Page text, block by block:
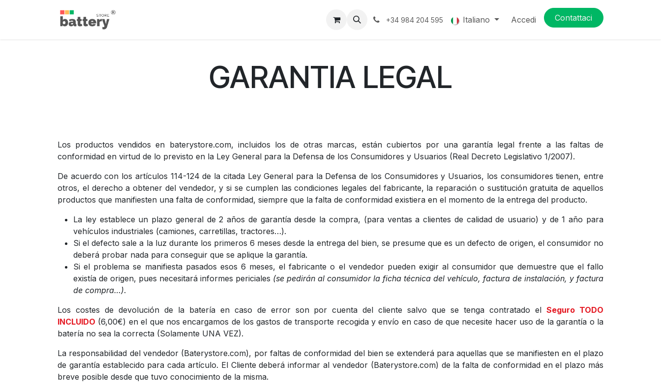
+34 984 204 595 Italiano Accedi Contattaci
GARANTIA LEGAL
Los productos vendidos en baterystore.com, incluidos los de otras marcas, están cubiertos por una garantía legal frente a las faltas de
conformidad en virtud de lo previsto en la Ley General para la Defensa de los Consumidores y Usuarios (Real Decreto Legislativo 1/2007).
De acuerdo con los artículos 114-124 de la citada Ley General para la Defensa de los Consumidores y Usuarios, los consumidores tienen, entre
otros, el derecho a obtener del vendedor, y si se cumplen las condiciones legales del fabricante, la reparación o sustitución gratuita de aquellos
productos que manifiesten una falta de conformidad, siempre que la falta de conformidad existiera en el momento de la entrega del producto.
La ley establece un plazo general de 2 años de garantía desde la compra, (para ventas a clientes de calidad de usuario) y de 1 año para
vehículos industriales (camiones, carretillas, tractores…).
Si el defecto sale a la luz durante los primeros 6 meses desde la entrega del bien, se presume que es un defecto de origen, el consumidor no
deberá probar nada para conseguir que se aplique la garantía.
Si el problema se manifiesta pasados esos 6 meses, el fabricante o el vendedor pueden exigir al consumidor que demuestre que el fallo
existía de origen, pues necesitará informes periciales (se pedirán al consumidor la ficha técnica del vehículo, factura de instalación, y factura
de compra…).
Los costes de devolución de la batería en caso de error son por cuenta del cliente salvo que se tenga contratado elSeguro TODO
INCLUIDO (6,00€) en el que nos encargamos de los gastos de transporte recogida y envío en caso de que necesite hacer uso de la garantía o la
batería no sea la correcta (Solamente UNA VEZ).
La responsabilidad del vendedor (Baterystore.com), por faltas de conformidad del bien se extenderá para aquellas que se manifiesten en el plazo
de garantía establecido para cada artículo. El Cliente deberá informar al vendedor (Baterystore.com) de la falta de conformidad en el plazo más
breve posible desde que tuvo conocimiento de la misma.